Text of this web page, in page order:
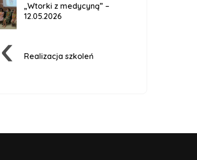
„Wtorki z medycyną” –
12.05.2026
Realizacja szkoleń